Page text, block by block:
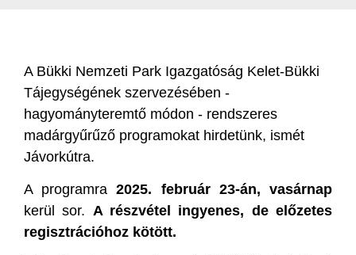
A Bükki Nemzeti Park Igazgatóság Kelet-Bükki
Tájegységének szervezésében -
hagyományteremtő módon - rendszeres
madárgyűrűző programokat hirdetünk, ismét
Jávorkútra.
A programra2025. február 23-án, vasárnap
kerül sor. A részvétel ingyenes, de előzetes
regisztrációhoz kötött.